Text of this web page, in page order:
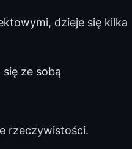
dzieje się kilka
ze sobą
rzeczywistości.